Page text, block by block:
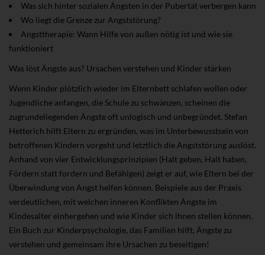
Was sich hinter sozialen Ängsten in der Pubertät verbergen kann
Wo liegt die Grenze zur Angststörung?
Angsttherapie: Wann Hilfe von außen nötig ist und wie sie
funktioniert
Was löst Ängste aus? Ursachen verstehen und Kinder stärken
Wenn Kinder plötzlich wieder im Elternbett schlafen wollen oder
Jugendliche anfangen, die Schule zu schwänzen, scheinen die
zugrundeliegenden Ängste oft unlogisch und unbegründet. Stefan
Hetterich hilft Eltern zu ergründen, was im Unterbewusstsein von
betroffenen Kindern vorgeht und letztlich die Angststörung auslöst.
Anhand von vier Entwicklungsprinzipien (Halt geben, Halt haben,
Fördern statt fordern und Befähigen) zeigt er auf, wie Eltern bei der
Überwindung von Angst helfen können. Beispiele aus der Praxis
verdeutlichen, mit welchen inneren Konflikten Ängste im
Kindesalter einhergehen und wie Kinder sich ihnen stellen können.
Ein Buch zur Kinderpsychologie, das Familien hilft, Ängste zu
verstehen und gemeinsam ihre Ursachen zu beseitigen!